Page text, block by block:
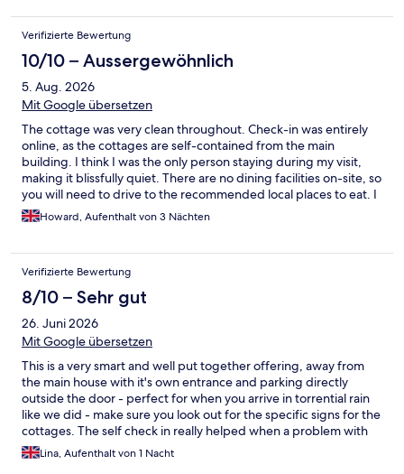
departure the Manor was locked and there was no key drop box
- we managed to find a Gardner to hand the key to. Very
impersonal overall. The cottage is very small.
Verifizierte Bewertung
10/10 – Aussergewöhnlich
5. Aug. 2026
Mit Google übersetzen
The cottage was very clean throughout. Check-in was entirely
online, as the cottages are self-contained from the main
building. I think I was the only person staying during my visit,
making it blissfully quiet. There are no dining facilities on-site, so
you will need to drive to the recommended local places to eat. I
didn't actually try any of them, as I was using the cottage as a
base to visit family. I will definitely look to book here again next
Howard, Aufenthalt von 3 Nächten
Verifizierte Bewertung
8/10 – Sehr gut
26. Juni 2026
Mit Google übersetzen
This is a very smart and well put together offering, away from
the main house with it's own entrance and parking directly
outside the door - perfect for when you arrive in torrential rain
like we did - make sure you look out for the specific signs for the
cottages. The self check in really helped when a problem with
our car meant we were unlikely to arrive late into the evening,
and the staff were very quick to respond when I messaged
Lina, Aufenthalt von 1 Nacht